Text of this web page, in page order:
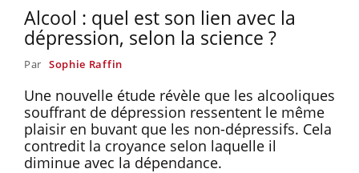
Alcool : quel est son lien avec la
dépression, selon la science ?
Par Sophie Raffin
Une nouvelle étude révèle que les alcooliques
souffrant de dépression ressentent le même
plaisir en buvant que les non-dépressifs. Cela
contredit la croyance selon laquelle il
diminue avec la dépendance.